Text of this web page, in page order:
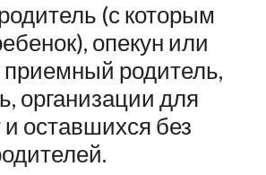
(с которым
опекун или
приемный родитель,
организации для
оставшихся без